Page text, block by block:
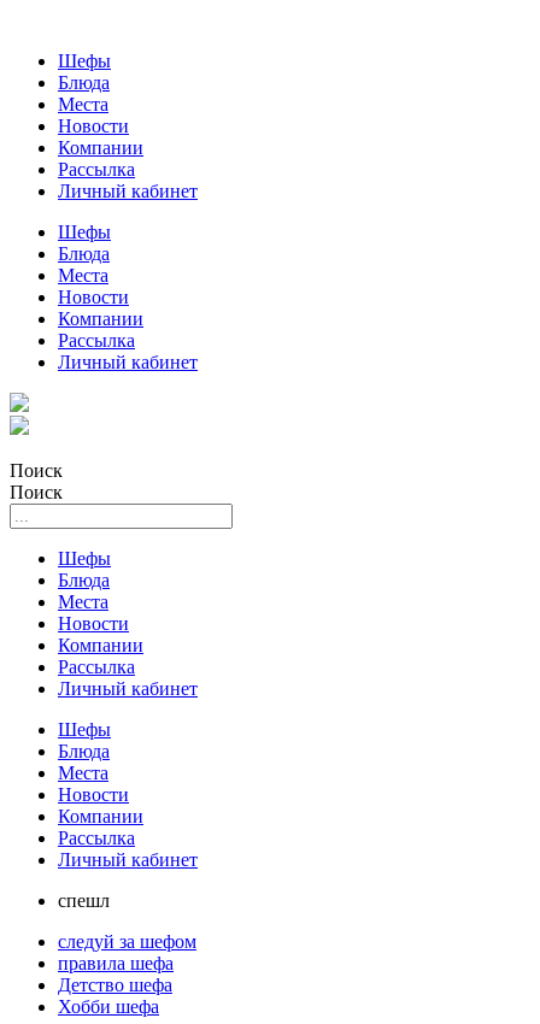
Шефы
Блюда
Места
Новости
Компании
Рассылка
Личный кабинет
Шефы
Блюда
Места
Новости
Компании
Рассылка
Личный кабинет
Поиск
Поиск
Шефы
Блюда
Места
Новости
Компании
Рассылка
Личный кабинет
Шефы
Блюда
Места
Новости
Компании
Рассылка
Личный кабинет
спешл
следуй за шефом
правила шефа
Детство шефа
Хобби шефа